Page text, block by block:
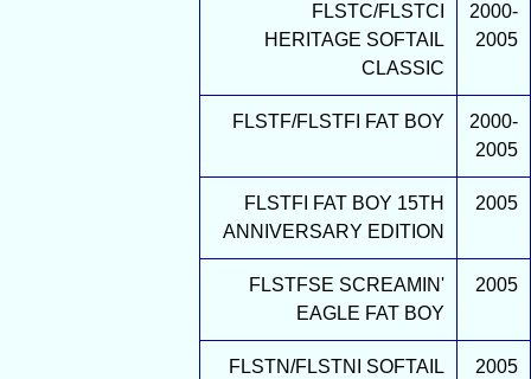
FLSTC/FLSTCI
HERITAGE SOFTAIL
CLASSIC
2000-
2005
FLSTF/FLSTFI FAT BOY
2000-
2005
FLSTFI FAT BOY 15TH
ANNIVERSARY EDITION
2005
FLSTFSE SCREAMIN'
EAGLE FAT BOY
2005
FLSTN/FLSTNI SOFTAIL
2005